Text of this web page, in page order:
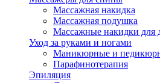
Массажная накидка
Массажная подушка
Массажные накидки для
Уход за руками и ногами
Маникюрные и
Парафинотерапия
Эпиляция